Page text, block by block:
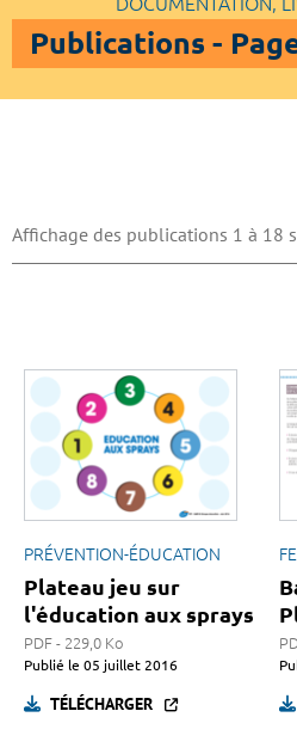
Publications -
Affichage des publications 1 à 18
PRÉVENTION-ÉDUCATION
Plateau jeu sur
l'éducation aux sprays
PDF - 229,0 Ko
Publié le 05 juillet 2016
TÉLÉCHARGER